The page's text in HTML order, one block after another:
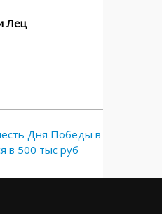
Лец
Дня Победы в
в 500 тыс руб